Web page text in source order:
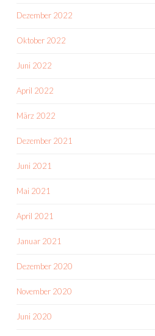
Dezember 2022
Oktober 2022
Juni 2022
April 2022
März 2022
Dezember 2021
Juni 2021
Mai 2021
April 2021
Januar 2021
Dezember 2020
November 2020
Juni 2020